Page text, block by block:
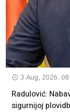
3 Aug, 2026.
Radulović:
sigurnijoj